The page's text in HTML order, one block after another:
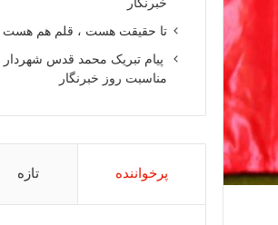
خبرنگار
تا حقیقت هست ، قلم هم هست
پیام تبریک محمد قدس
مناسبت روز خبرنگار
پرخواننده تازه